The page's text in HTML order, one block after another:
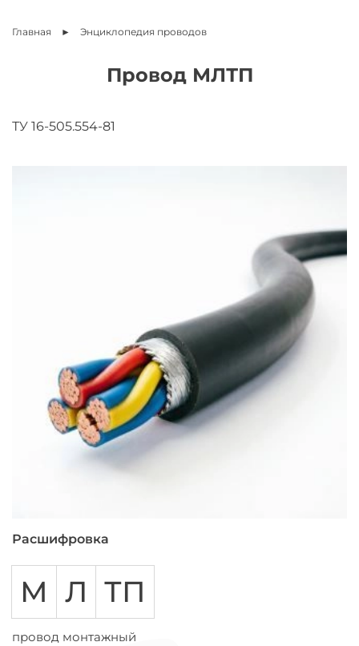
Главная Энциклопедия проводов
Провод МЛТП
ТУ 16-505.554-81
Расшифровка
М Л ТП
провод монтажный